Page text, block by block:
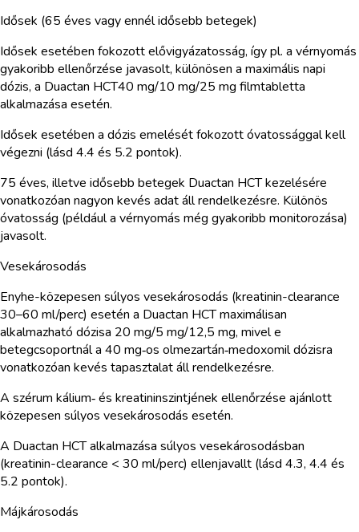
Idősek (65 éves vagy ennél idősebb betegek)
Idősek esetében fokozott elővigyázatosság, így pl. a vérnyomás
gyakoribb ellenőrzése javasolt, különösen a maximális napi
dózis, a Duactan HCT40 mg/10 mg/25 mg filmtabletta
alkalmazása esetén.
Idősek esetében a dózis emelését fokozott óvatossággal kell
végezni (lásd 4.4 és 5.2 pontok).
75 éves, illetve idősebb betegek Duactan HCT kezelésére
vonatkozóan nagyon kevés adat áll rendelkezésre. Különös
óvatosság (például a vérnyomás még gyakoribb monitorozása)
javasolt.
Vesekárosodás
Enyhe-közepesen súlyos vesekárosodás (kreatinin-clearance
30–60 ml/perc) esetén a Duactan HCT maximálisan
alkalmazható dózisa 20 mg/5 mg/12,5 mg, mivel e
betegcsoportnál a 40 mg‑os olmezartán‑medoxomil dózisra
vonatkozóan kevés tapasztalat áll rendelkezésre.
A szérum kálium‑ és kreatininszintjének ellenőrzése ajánlott
közepesen súlyos vesekárosodás esetén.
A Duactan HCT alkalmazása súlyos vesekárosodásban
(kreatinin-clearance < 30 ml/perc) ellenjavallt (lásd 4.3, 4.4 és
5.2 pontok).
Májkárosodás